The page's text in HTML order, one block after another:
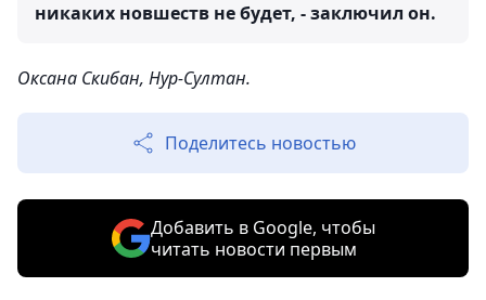
никаких новшеств не будет, - заключил он.
Оксана Скибан, Нур-Султан.
Поделитесь новостью
Добавить в Google, чтобы
читать новости первым